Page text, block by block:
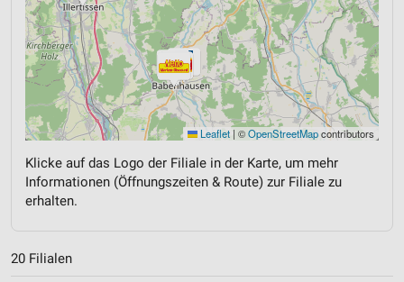
Leaflet | ©OpenStreetMapcontributors
Klicke auf das Logo der Filiale in der Karte, um mehr
Informationen (Öffnungszeiten & Route) zur Filiale zu
erhalten.
20 Filialen